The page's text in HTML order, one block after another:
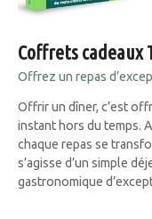
Coffrets cadeaux
Offrez un repas
Offrir un dîner, c’est
instant hors du temps.
chaque repas se
s’agisse d’un simple
gastronomique